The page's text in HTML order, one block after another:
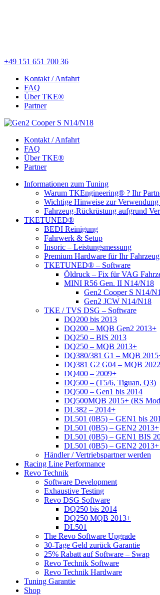
+49 151 651 700 36
Kontakt / Anfahrt
FAQ
Über TKE®
Partner
Kontakt / Anfahrt
FAQ
Über TKE®
Partner
Informationen zum Tuning
Warum TKEngineering® ? Ihr
Wichtige Hinweise zur
Fahrzeug-Rückrüstung aufgrund
TKETUNED®
BEDI Reinigung
Fahrwerk & Setup
Insoric – Leistungsmessung
Premium Hardware für Ihr
TKETUNED® – Software
Öldruck – Fix für VAG
MINI R56 Gen. II N14/N18
Gen2 Cooper S N14/
Gen2 JCW N14/N18
TKE / TVS DSG – Software
DQ200 bis 2013
DQ200 – MQB Gen2 2013+
DQ250 – BIS 2013
DQ250 – MQB 2013+
DQ380/381 G1 – MQB
DQ381 G2 G04 – MQB
DQ400 – 2009+
DQ500 – (T5/6, Tiguan, Q3)
DQ500 – Gen1 bis 2014
DQ500MQB 2015+ (RS
DL382 – 2014+
DL501 (0B5) – GEN1 bis
DL501 (0B5) – GEN2 2013+
DL501 (0B5) – GEN1 BIS
DL501 (0B5) – GEN2 2013+
Händler / Vertriebspartner werden
Racing Line Performance
Revo Technik
Software Development
Exhaustive Testing
Revo DSG Software
DQ250 bis 2014
DQ250 MQB 2013+
DL501
The Revo Software Upgrade
30-Tage Geld zurück Garantie
25% Rabatt auf Software – Swap
Revo Technik Software
Revo Technik Hardware
Tuning Garantie
Shop